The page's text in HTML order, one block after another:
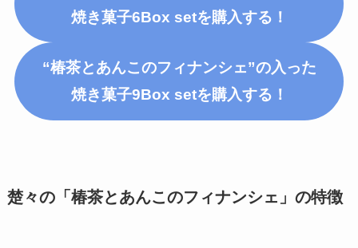
焼き菓子6Box setを購入する！
“椿茶とあんこのフィナンシェ”の入った
焼き菓子9Box setを購入する！
楚々の「椿茶とあんこのフィナンシェ」の特徴